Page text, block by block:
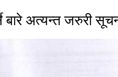
बारे अत्यन्त जरुरी